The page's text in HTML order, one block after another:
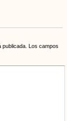
Los campos